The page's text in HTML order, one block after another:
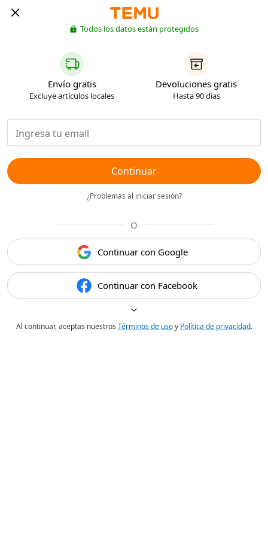
Todos los datos están protegidos
Envío gratis
Excluye artículos locales
Devoluciones gratis
Hasta 90 días
Continuar
¿Problemas al iniciar sesión?
O
Continuar con Google
Continuar con Facebook
Al continuar, aceptas nuestros Términos de usoy Política de privacidad.